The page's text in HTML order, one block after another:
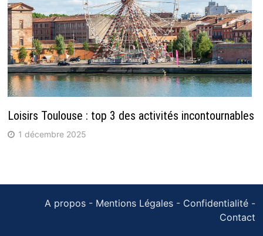
Loisirs Toulouse : top 3 des activités incontournables
1 décembre 2025
A propos - Mentions Légales - Confidentialité -
Contact